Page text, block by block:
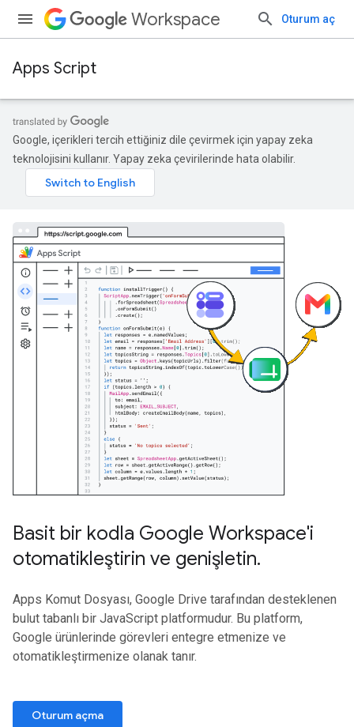
Workspace Oturum aç
Apps Script
Google, içerikleri tercih ettiğiniz dile çevirmek için yapay zeka
teknolojisini kullanır. Yapay zeka çevirilerinde hata olabilir.
Basit bir kodla Google Workspace'i
otomatikleştirin ve genişletin.
Apps Komut Dosyası, Google Drive tarafından desteklenen
bulut tabanlı bir JavaScript platformudur. Bu platform,
Google ürünlerinde görevleri entegre etmenize ve
otomatikleştirmenize olanak tanır.
Oturum açma